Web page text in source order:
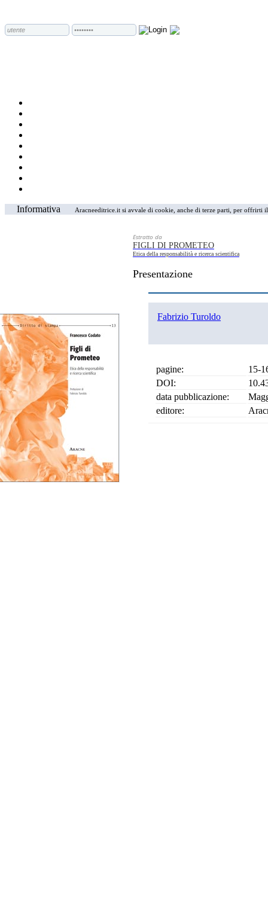
Informativa Aracneeditrice.it si avvale di cookie, anche di terze parti, per
Estratto da
FIGLI DI PROMETEO
Etica della responsabilità e ricerca scientifica
Presentazione
Fabrizio Turoldo
pagine:
15-
DOI:
data pubblicazione:
editore: